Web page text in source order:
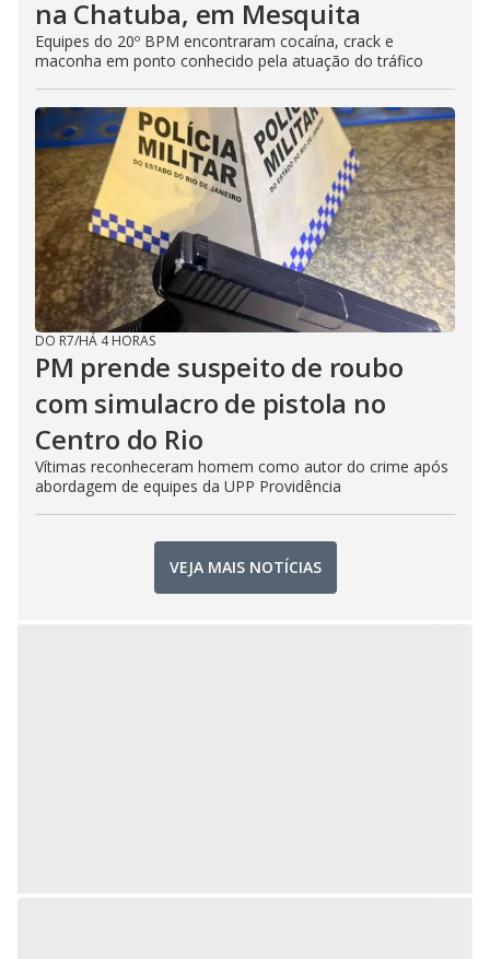
na Chatuba, em Mesquita
Equipes do 20º BPM encontraram cocaína, crack e
maconha em ponto conhecido pela atuação do tráfico
DO R7/HÁ 4 HORAS
PM prende suspeito de roubo
com simulacro de pistola no
Centro do Rio
Vítimas reconheceram homem como autor do crime após
abordagem de equipes da UPP Providência
VEJA MAIS NOTÍCIAS